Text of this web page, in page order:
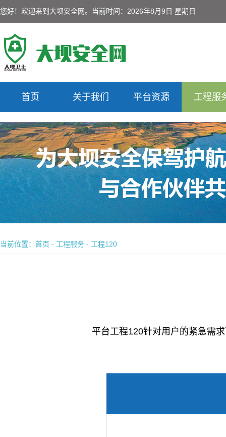
您好！欢迎来到大坝安全网。 当前时间：2026年8月9日 星期日
首页 关于我们 平台资源 工程服
当前位置： 首页 - 工程服务 - 工程120
平台工程120针对用户的紧急需